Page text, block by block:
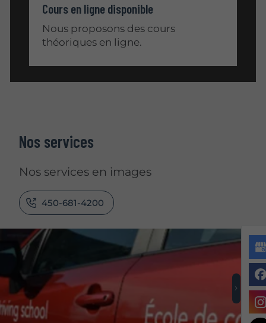
Cours en ligne disponible
Nous proposons des cours
théoriques en ligne.
Nos services
Nos services en images
450-681-4200